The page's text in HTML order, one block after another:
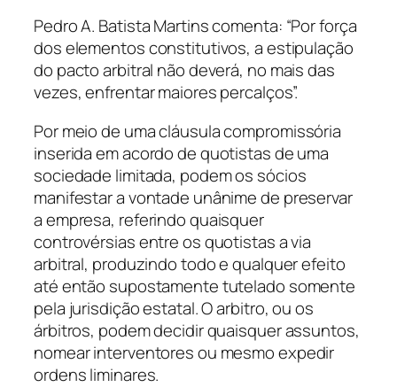
Pedro A. Batista Martins comenta: “Por força
dos elementos constitutivos, a estipulação
do pacto arbitral não deverá, no mais das
vezes, enfrentar maiores percalços”.
Por meio de uma cláusula compromissória
inserida em acordo de quotistas de uma
sociedade limitada, podem os sócios
manifestar a vontade unânime de preservar
a empresa, referindo quaisquer
controvérsias entre os quotistas a via
arbitral, produzindo todo e qualquer efeito
até então supostamente tutelado somente
pela jurisdição estatal. O arbitro, ou os
árbitros, podem decidir quaisquer assuntos,
nomear interventores ou mesmo expedir
ordens liminares.